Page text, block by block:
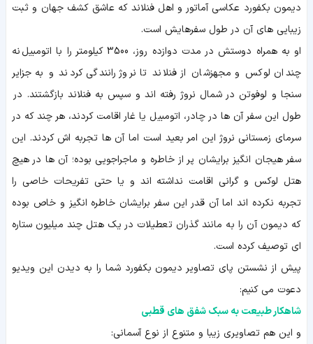
دیمون بکفورد عکاسی آماتور و اهل فنلاند که عاشق کشف جهان و ثبت
زیبایی های آن در طول سفرهایش است.
او به همراه دوستش در مدت دوازده روز، 3500 کیلومتر را با اتومبیل نه
چندان لوکس و مجهزشان از فنلاند تا نروژ رانندگی کردند و به جزایر
سنجا و لوفوتن در شمال نروژ رفته اند و سپس به فنلاند بازگشتند. در
طول این سفر آن ها در چادر، اتومبیل یا غار اقامت کردند، هر چند که در
سرمای زمستانی نروژ این امر بعید است اما آن ها تجربه اش کردند. این
سفر هیجان انگیز برایشان پر از خاطره و ماجراجویی بوده؛ آن ها در هیچ
هتل لوکس و گرانی اقامت نداشته اند و یا حتی تفریحات خاصی را
تجربه نکرده اند اما آن قدر این سفر برایشان خاطره انگیز و خاص بوده
که دیمون آن را به مانند گذران تعطیلات در یک هتل چند میلیون ستاره
ای توصیف کرده است.
پیش از نشستن پای تصاویر دیمون بکفورد شما را به دیدن این ویدیو
دعوت می کنیم:
شاهکار طبیعت به سبک شفق های قطبی
و این هم تصاویری زیبا و متنوع از نوع آسمانی: